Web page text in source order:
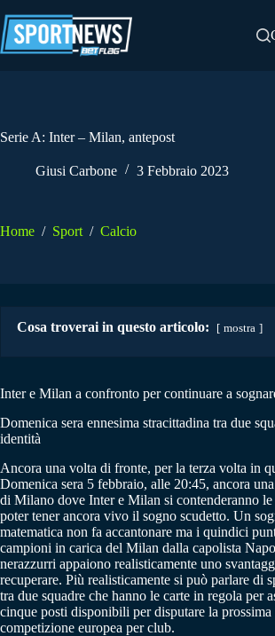
al
contenuto
Serie A: Inter – Milan, antepost
Giusi Carbone 3 Febbraio 2023
Home / Sport / Calcio
Cosa troverai in questo articolo: mostra
Inter e Milan a confronto per continuare a
Domenica sera ennesima stracittadina tra due
identità
Ancora una volta di fronte, per la terza volta in
Domenica sera 5 febbraio, alle 20:45, ancora
di Milano dove Inter e Milan si contenderanno le
poter tener ancora vivo il sogno scudetto. Un
matematica non fa accantonare ma i quindici
campioni in carica del Milan dalla capolista
nerazzurri appaiono realisticamente uno
recuperare. Più realisticamente si può parlare di
tra due squadre che hanno le carte in regola per
cinque posti disponibili per disputare la prossima
competizione europea per club.